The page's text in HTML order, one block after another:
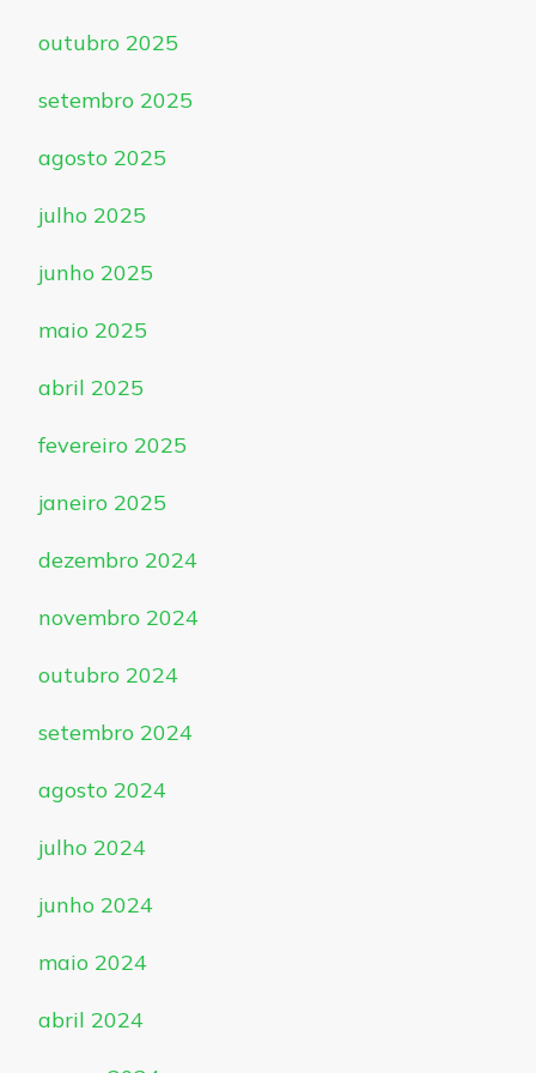
outubro 2025
setembro 2025
agosto 2025
julho 2025
junho 2025
maio 2025
abril 2025
fevereiro 2025
janeiro 2025
dezembro 2024
novembro 2024
outubro 2024
setembro 2024
agosto 2024
julho 2024
junho 2024
maio 2024
abril 2024